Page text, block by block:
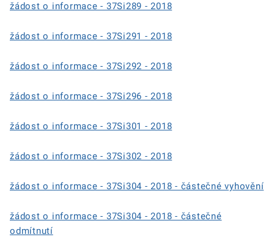
žádost o informace - 37Si289 - 2018
žádost o informace - 37Si291 - 2018
žádost o informace - 37Si292 - 2018
žádost o informace - 37Si296 - 2018
žádost o informace - 37Si301 - 2018
žádost o informace - 37Si302 - 2018
žádost o informace - 37Si304 - 2018 - částečné vyhovění
žádost o informace - 37Si304 - 2018 - částečné
odmítnutí